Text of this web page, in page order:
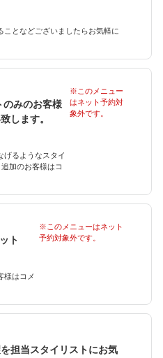
となどございましたらお気軽に
のみのお客様
します。
げるようなスタイ
加のお客様はコ
※このメニュー
はネット予約対
象外です。
ト
様はコメ
※このメニューはネット
予約対象外です。
担当スタイリストにお気